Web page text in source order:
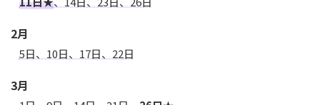
2月
5日、10日、17日、22日
3月